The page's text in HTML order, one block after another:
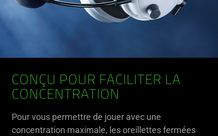
CONÇU POUR FACILITER LA
CONCENTRATION
Pour vous permettre de jouer avec une
concentration maximale, les oreillettes fermées